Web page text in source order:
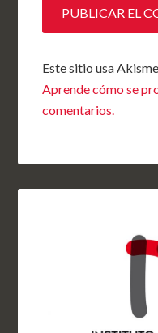
Este sitio usa
Aprende cómo se
comentarios.